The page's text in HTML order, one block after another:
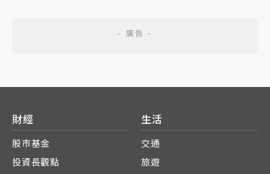
財經
股市基金
投資長觀點
生活
交通
旅遊